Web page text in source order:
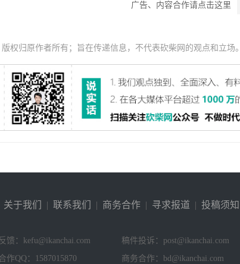
广告、内容合作请点击这里
权归原作者所有；旨在传递信息，不代表砍柴网的观点和立场。
关于我们 | 联系我们 | 商务合作 | 寻求报道 | 投稿须知
馈：kefu@ikanchai.com
稿件投诉：post@ikanchai.com
作QQ：1587015870
商务合作：bd@ikanchai.com